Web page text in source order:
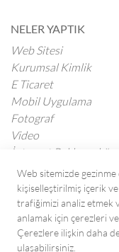
Web sitemizde
kişiselleştirilmiş içerik
trafiğimizi analiz etmek
anlamak için çerezleri
Çerezlere ilişkin daha
ulaşabilirsiniz.
NELER YAPTIK
Web Sitesi
Kurumsal Kimlik
E Ticaret
Mobil Uygulama
Fotograf
Video
İnternet Reklamcılığı
BLOG
Tüm Yazılar